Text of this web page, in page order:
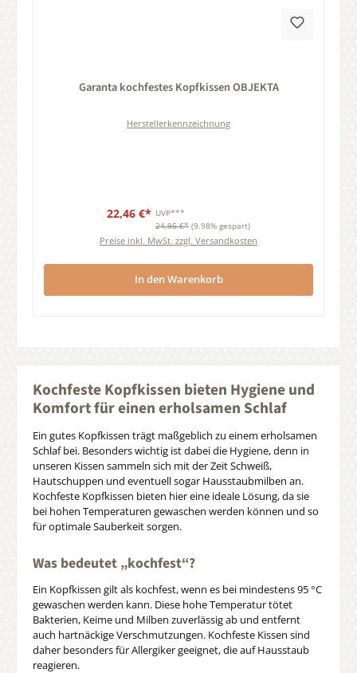
Garanta kochfestes Kopfkissen OBJEKTA
Herstellerkennzeichnung
22,46 €* UVP***
24,95 €* (9.98% gespart)
Preise inkl. MwSt. zzgl. Versandkosten
In den Warenkorb
Kochfeste Kopfkissen bieten Hygiene und
Komfort für einen erholsamen Schlaf
Ein gutes Kopfkissen trägt maßgeblich zu einem erholsamen
Schlaf bei. Besonders wichtig ist dabei die Hygiene, denn in
unseren Kissen sammeln sich mit der Zeit Schweiß,
Hautschuppen und eventuell sogar Hausstaubmilben an.
Kochfeste Kopfkissen bieten hier eine ideale Lösung, da sie
bei hohen Temperaturen gewaschen werden können und so
für optimale Sauberkeit sorgen.
Was bedeutet „kochfest“?
Ein Kopfkissen gilt als kochfest, wenn es bei mindestens 95 °C
gewaschen werden kann. Diese hohe Temperatur tötet
Bakterien, Keime und Milben zuverlässig ab und entfernt
auch hartnäckige Verschmutzungen. Kochfeste Kissen sind
daher besonders für Allergiker geeignet, die auf Hausstaub
reagieren.